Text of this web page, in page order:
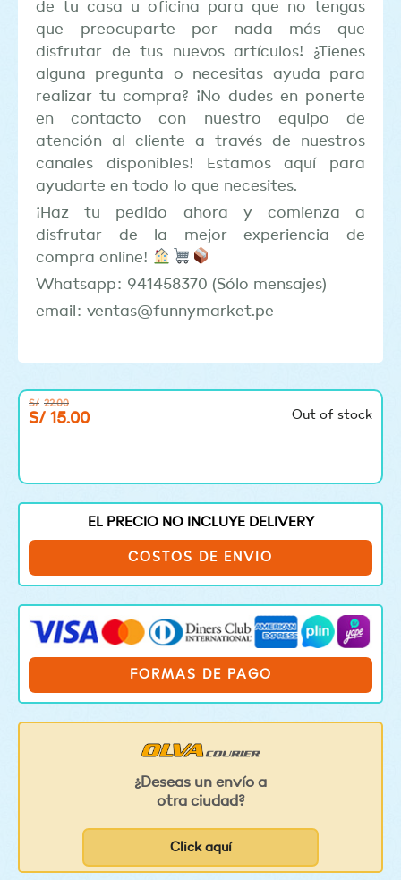
de tu casa u oficina para que no tengas
que preocuparte por nada más que
disfrutar de tus nuevos artículos! ¿Tienes
alguna pregunta o necesitas ayuda para
realizar tu compra? ¡No dudes en ponerte
en contacto con nuestro equipo de
atención al cliente a través de nuestros
canales disponibles! Estamos aquí para
ayudarte en todo lo que necesites.
¡Haz tu pedido ahora y comienza a
disfrutar de la mejor experiencia de
compra online!
Whatsapp: 941458370 (Sólo mensajes)
email: ventas@funnymarket.pe
S/ 22.00
S/ 15.00 Out of stock
EL PRECIO NO INCLUYE DELIVERY
COSTOS DE ENVIO
FORMAS DE PAGO
¿Deseas un envío a
otra ciudad?
Click aquí